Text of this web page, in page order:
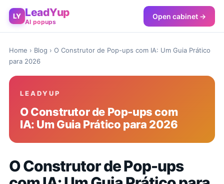
LY LeadYup
AI popups
Open cabinet →
Home › Blog › O Construtor de Pop-ups com IA: Um Guia Prático
para 2026
LEADYUP
O Construtor de Pop-ups com
IA: Um Guia Prático para 2026
O Construtor de Pop-ups